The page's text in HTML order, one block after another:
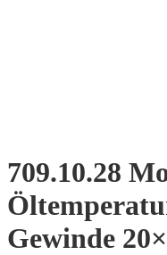
709.10.28
Gewinde